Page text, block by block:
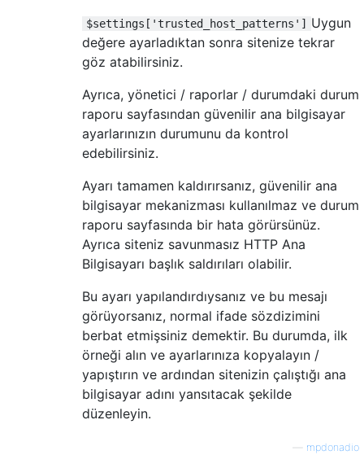
$settings['trusted_host_patterns'] Uygun
değere ayarladıktan sonra sitenize tekrar
göz atabilirsiniz.
Ayrıca, yönetici / raporlar / durumdaki durum
raporu sayfasından güvenilir ana bilgisayar
ayarlarınızın durumunu da kontrol
edebilirsiniz.
Ayarı tamamen kaldırırsanız, güvenilir ana
bilgisayar mekanizması kullanılmaz ve durum
raporu sayfasında bir hata görürsünüz.
Ayrıca siteniz savunmasız HTTP Ana
Bilgisayarı başlık saldırıları olabilir.
Bu ayarı yapılandırdıysanız ve bu mesajı
görüyorsanız, normal ifade sözdizimini
berbat etmişsiniz demektir. Bu durumda, ilk
örneği alın ve ayarlarınıza kopyalayın /
yapıştırın ve ardından sitenizin çalıştığı ana
bilgisayar adını yansıtacak şekilde
düzenleyin.
mpdonadio